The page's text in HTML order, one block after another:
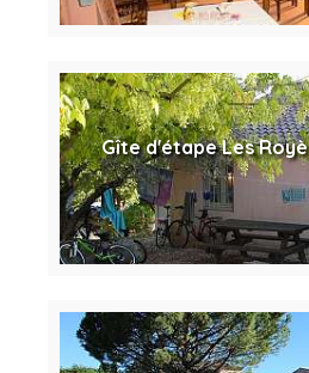
Gîte d'étape Les